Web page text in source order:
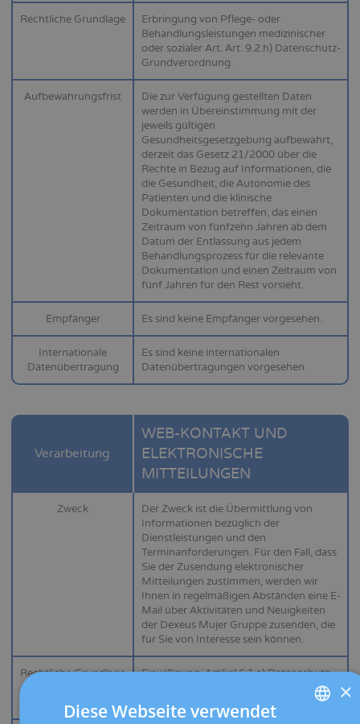
Rechtliche Grundlage
Erbringung von Pflege- oder
Behandlungsleistungen medizinischer
oder sozialer Art. Art. 9.2.h) Datenschutz-
Grundverordnung.
Aufbewahrungsfrist
Die zur Verfügung gestellten Daten
werden in Übereinstimmung mit der
jeweils gültigen
Gesundheitsgesetzgebung aufbewahrt,
derzeit das Gesetz 21/2000 über die
Rechte in Bezug auf Informationen, die
die Gesundheit, die Autonomie des
Patienten und die klinische
Dokumentation betreffen, das einen
Zeitraum von fünfzehn Jahren ab dem
Datum der Entlassung aus jedem
Behandlungsprozess für die relevante
Dokumentation und einen Zeitraum von
fünf Jahren für den Rest vorsieht.
Empfänger Es sind keine Empfänger vorgesehen.
Internationale
Datenübertragung
Es sind keine internationalen
Datenübertragungen vorgesehen.
Verarbeitung
WEB-KONTAKT UND
ELEKTRONISCHE
MITTEILUNGEN
Zweck
Der Zweck ist die Übermittlung von
Informationen bezüglich der
Dienstleistungen und den
Terminanforderungen. Für den Fall, dass
Sie der Zusendung elektronischer
Mitteilungen zustimmen, werden wir
Ihnen in regelmäßigen Abständen eine E-
Mail über Aktivitäten und Neuigkeiten
der Dexeus Mujer Gruppe zusenden, die
für Sie von Interesse sein können.
Rechtliche Grundlage
Einwilligung. Artikel 6.1 a) Datenschutz-
Einwilligung jederzeit widerrufen.
×
Diese Webseite verwendet